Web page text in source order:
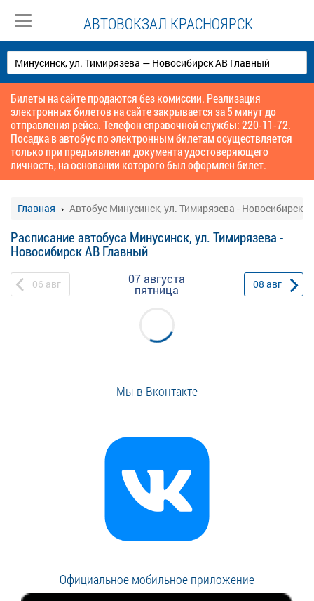
АВТОВОКЗАЛ КРАСНОЯРСК
Билеты на сайте продаются без комиссии. Реализация
электронных билетов на сайте закрывается за 5 минут до
отправления рейса. Телефон справочной службы: 220-11-72.
Посадка в автобус по электронным билетам осуществляется
только при предъявлении документа удостоверяющего
личность, на основании которого был оформлен билет.
Главная Автобус Минусинск, ул. Тимирязева - Новосибирск
Расписание автобуса Минусинск, ул. Тимирязева -
Новосибирск АВ Главный
06 авг 07 августа
пятница 08 авг
Мы в Вконтакте
Официальное мобильное приложение